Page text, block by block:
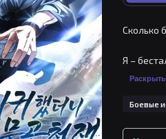
Сколько
Я –
годами
Раскрыть
Боевые